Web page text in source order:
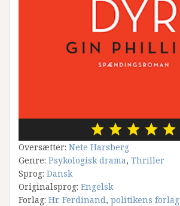
Oversætter: Nete Harsberg
Genre: Psykologisk drama, Thriller
Sprog: Dansk
Originalsprog: Engelsk
Forlag: Hr. Ferdinand, politikens forlag